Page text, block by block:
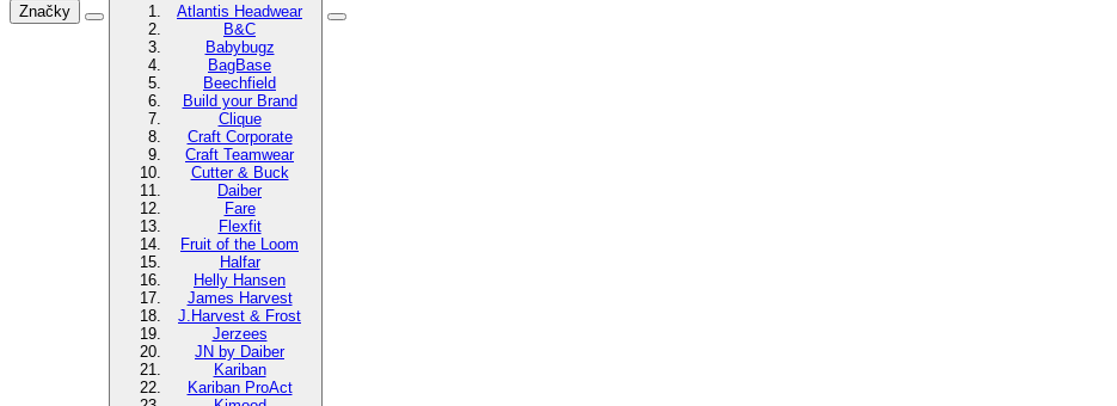
Značky
Atlantis Headwear
B&C
Babybugz
BagBase
Beechfield
Build your Brand
Clique
Craft Corporate
Craft Teamwear
Cutter & Buck
Daiber
Fare
Flexfit
Fruit of the Loom
Halfar
Helly Hansen
James Harvest
J.Harvest & Frost
Jerzees
JN by Daiber
Kariban
Kariban ProAct